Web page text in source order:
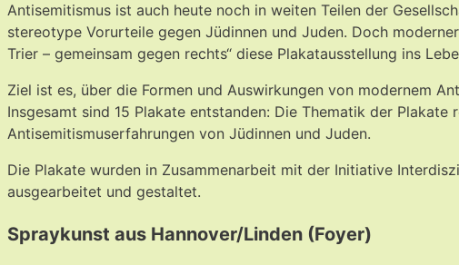
Antisemitismus ist auch heute noch in weiten Teilen der
stereotype Vorurteile gegen Jüdinnen und Juden. Doch
Trier – gemeinsam gegen rechts“ diese Plakatausstellung ins
Ziel ist es, über die Formen und Auswirkungen von modernem
Insgesamt sind 15 Plakate entstanden: Die Thematik der
Antisemitismuserfahrungen von Jüdinnen und Juden.
Die Plakate wurden in Zusammenarbeit mit der Initiative
ausgearbeitet und gestaltet.
Spraykunst aus Hannover/Linden (Foyer)